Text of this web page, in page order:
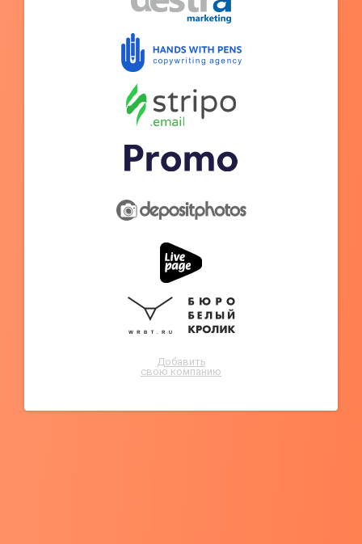
Добавить
свою компанию